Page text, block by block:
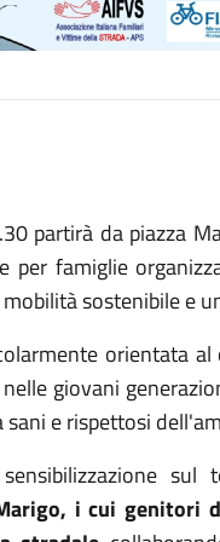
partirà da piazza
per famiglie
sostenibile e
orientata
giovani
e rispettosi
i cui